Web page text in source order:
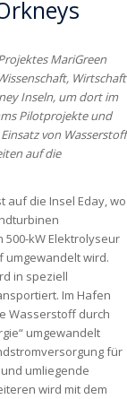
MariGreen
Wirtschaft
Inseln, um dort im
Pilotprojekte und
von Wasserstoff
auf die
auf die Insel Eday, wo
kW Elektrolyseur
umgewandelt wird.
in speziell
Im Hafen
Wasserstoff durch
umgewandelt
für
umliegende
wird mit dem